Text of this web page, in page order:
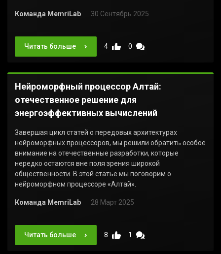
Читать больше 4 0
Команда MemriLab 30 Сентябрь 2025
Нейроморфный процессор Алтай:
отечественное решение для
энергоэффективных вычислений
Завершая цикл статей о передовых архитектурах
нейроморфных процессоров, мы решили обратить особое
внимание на отечественные разработки, которые
нередко остаются вне поля зрения широкой
общественности. В этой статье мы поговорим о
нейроморфном процессоре «Алтай».
Читать больше 8 1
Команда MemriLab 28 Март 2025